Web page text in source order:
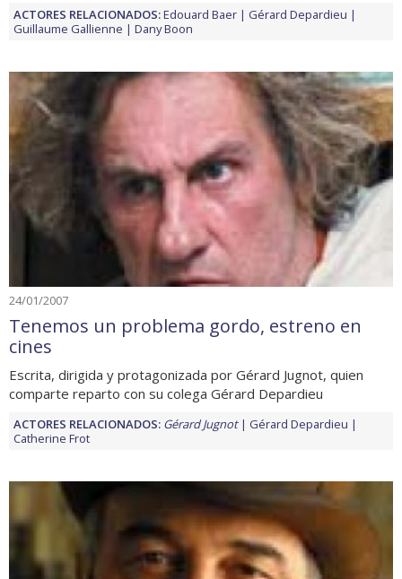
ACTORES RELACIONADOS:Edouard Baer
Gérard Depardieu
Guillaume Gallienne
Dany Boon
24/01/2007
Tenemos un problema gordo, estreno en
cines
Escrita, dirigida y protagonizada por Gérard Jugnot, quien
comparte reparto con su colega Gérard Depardieu
ACTORES RELACIONADOS: Gérard Jugnot
Gérard Depardieu
Catherine Frot